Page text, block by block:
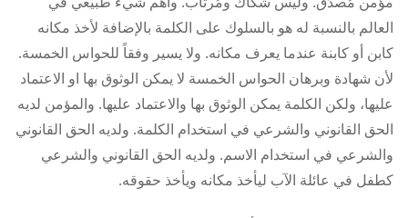
العالم بالنسبة له هو بالسلوك على الكلمة بالإضافة لأخذ مكانه
كابن أو كابنة عندما يعرف مكانه. ولا يسير وفقاً للحواس الخمسة.
لأن شهادة وبرهان الحواس الخمسة لا يمكن الوثوق بها او الاعتماد
عليها، ولكن الكلمة يمكن الوثوق بها والاعتماد عليها. والمؤمن لديه
الحق القانوني والشرعي في استخدام الكلمة. ولديه الحق القانوني
والشرعي في استخدام الاسم. ولديه الحق القانوني والشرعي
كطفل في عائلة الآب ليأخذ مكانه ويأخذ حقوقه.